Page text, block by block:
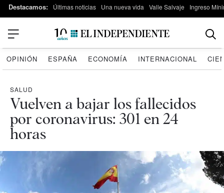
Destacamos: Últimas noticias Una nueva vida Valle Salvaje Ingreso
OPINIÓN ESPAÑA ECONOMÍA INTERNACIONAL
SALUD
Vuelven a bajar los fallecidos
por coronavirus: 301 en 24
horas